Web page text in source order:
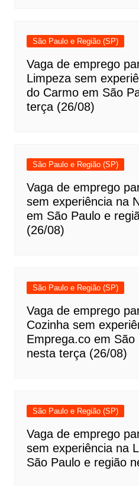
São Paulo e Região (SP)
Vaga de emprego
Limpeza sem
do Carmo em São
terça (26/08)
São Paulo e Região (SP)
Vaga de emprego
sem experiência na
em São Paulo e
(26/08)
São Paulo e Região (SP)
Vaga de emprego
Cozinha sem
Emprega.co em São
nesta terça (26/08)
São Paulo e Região (SP)
Vaga de emprego
sem experiência na
São Paulo e região